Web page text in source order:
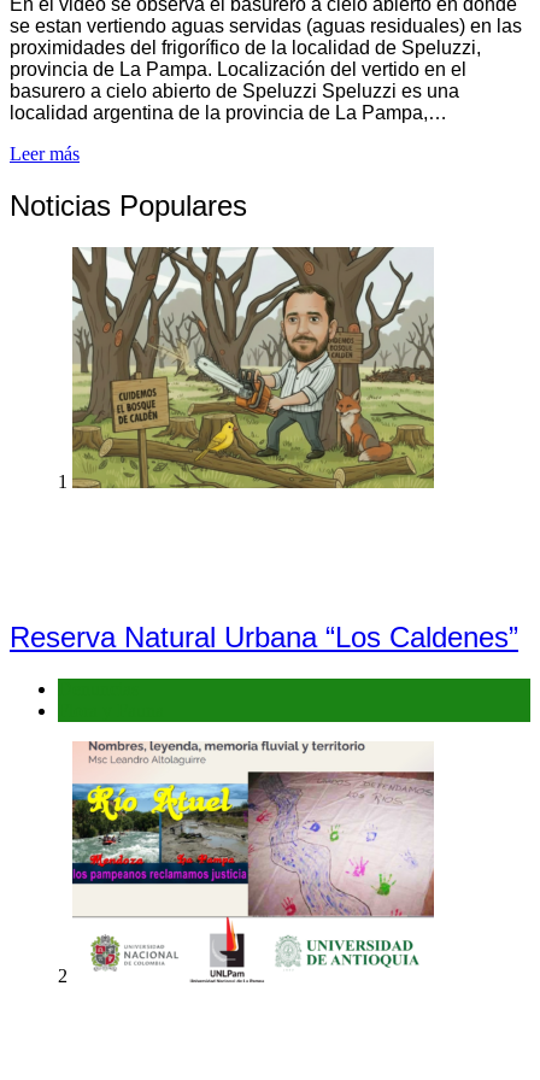
En el video se observa el basurero a cielo abierto en donde
se estan vertiendo aguas servidas (aguas residuales) en las
proximidades del frigorífico de la localidad de Speluzzi,
provincia de La Pampa. Localización del vertido en el
basurero a cielo abierto de Speluzzi Speluzzi es una
localidad argentina de la provincia de La Pampa,…
Leer más
Noticias Populares
1
Reserva Natural Urbana “Los Caldenes”
2